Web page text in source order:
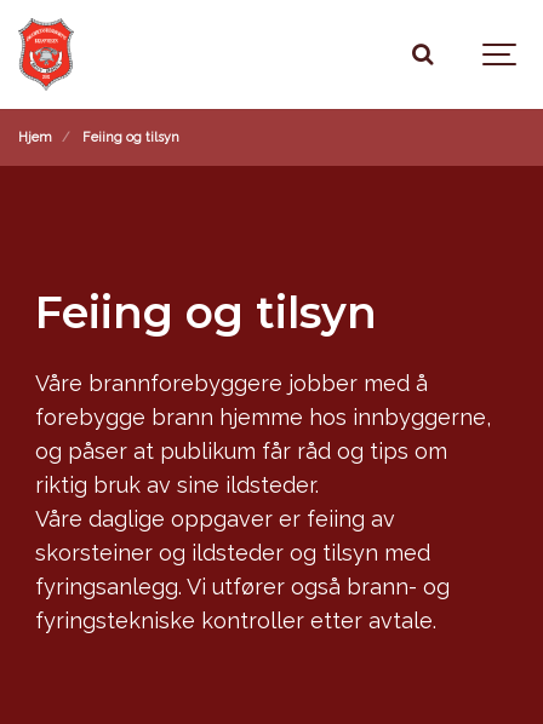
Hjem Feiing og tilsyn
Feiing og tilsyn
Våre brannforebyggere jobber med å
forebygge brann hjemme hos innbyggerne,
og påser at publikum får råd og tips om
riktig bruk av sine ildsteder.
Våre daglige oppgaver er feiing av
skorsteiner og ildsteder og tilsyn med
fyringsanlegg. Vi utfører også brann- og
fyringstekniske kontroller etter avtale.